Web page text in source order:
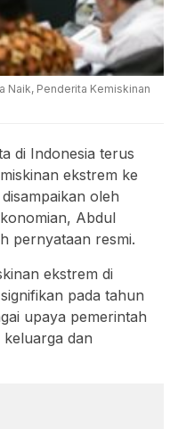
Naik, Penderita Kemiskinan
di Indonesia terus
ekstrem ke
oleh
Abdul
pernyataan resmi.
ekstrem di
pada tahun
upaya pemerintah
dan